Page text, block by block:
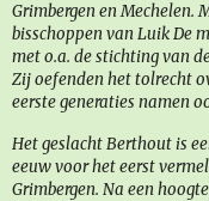
Grimbergen en Mechelen.
bisschoppen van Luik De
met o.a. de stichting van
Zij oefenden het tolrecht
eerste generaties namen
Het geslacht Berthout is
eeuw voor het eerst
Grimbergen. Na een